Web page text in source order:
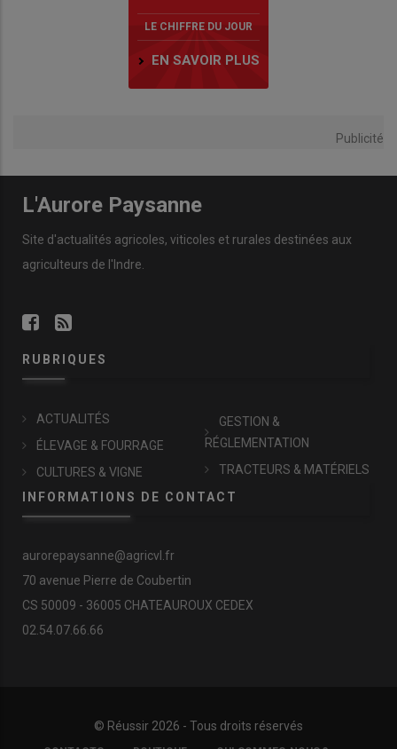
LE CHIFFRE DU JOUR
EN SAVOIR PLUS
Publicité
L'Aurore Paysanne
Site d'actualités agricoles, viticoles et rurales destinées aux
agriculteurs de l'Indre.
RUBRIQUES
ACTUALITÉS
ÉLEVAGE & FOURRAGE
CULTURES & VIGNE
GESTION &
RÉGLEMENTATION
TRACTEURS & MATÉRIELS
INFORMATIONS DE CONTACT
aurorepaysanne@agricvl.fr
70 avenue Pierre de Coubertin
CS 50009 - 36005 CHATEAUROUX CEDEX
02.54.07.66.66
© Réussir 2026 - Tous droits réservés
FOOTER